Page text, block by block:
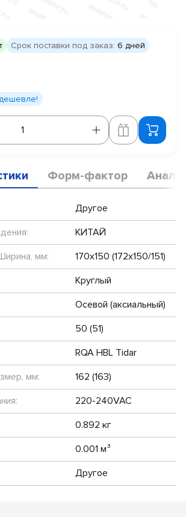
Срок поставки под заказ: 6 дней
Форм-фактор
Другое
КИТАЙ
мм:
170х150 (172х150/151)
Круглый
Осевой (аксиальный)
50 (51)
RQA HBL Tidar
мм:
162 (163)
220-240VAC
0.892 кг
0.001 м³
Другое